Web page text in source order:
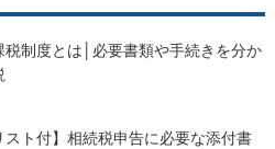
税制度とは│必要書類や手続きを分か
スト付】相続税申告に必要な添付書